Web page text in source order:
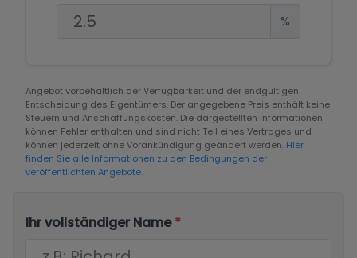
%
Angebot vorbehaltlich der Verfügbarkeit und der endgültigen
Entscheidung des Eigentümers. Der angegebene Preis enthält keine
Steuern und Anschaffungskosten. Die dargestellten Informationen
können Fehler enthalten und sind nicht Teil eines Vertrages und
können jederzeit ohne Vorankündigung geändert werden. Hier
finden Sie alle Informationen zu den Bedingungen der
veröffentlichten Angebote.
Ihr vollständiger Name*